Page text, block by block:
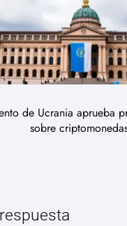
de Ucrania aprueba
sobre